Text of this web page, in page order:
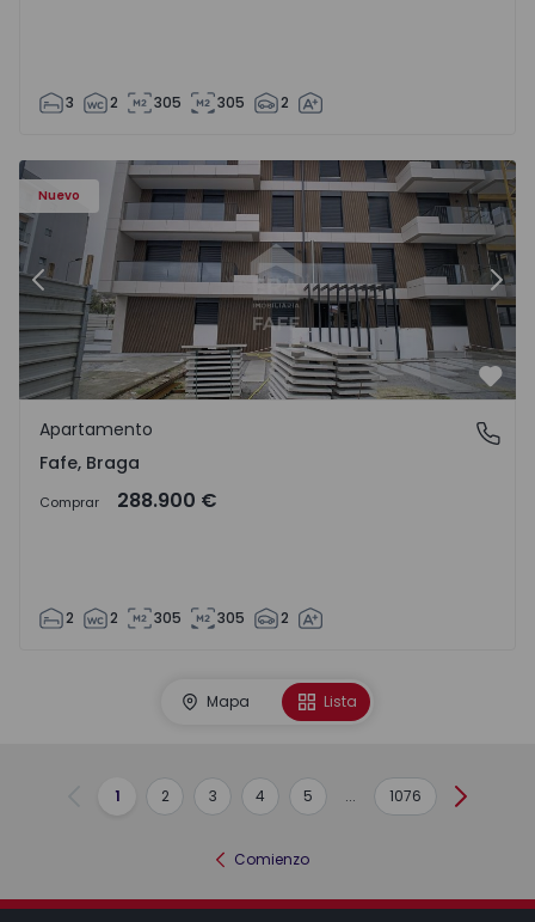
3 2 305 305 2
Nuevo
Anterior
Fafe, Braga
Apartamento
Fafe, Braga
Comprar 288.900 €
2 2 305 305 2
Mapa Lista
Anterior
1 2 3 4 5 ... 1076
Comienzo